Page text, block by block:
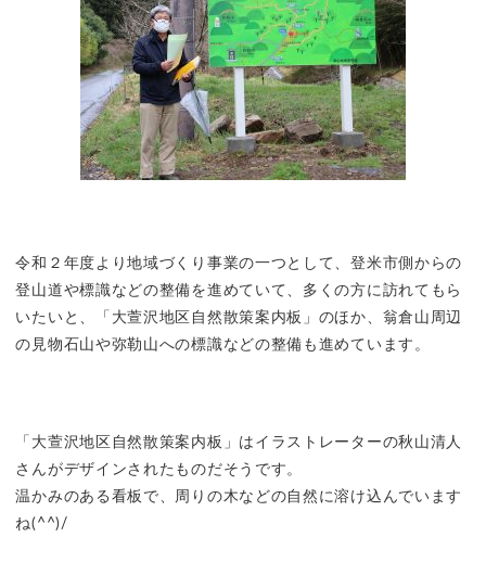
令和２年度より地域づくり事業の一つとして、登米市側からの
登山道や標識などの整備を進めていて、多くの方に訪れてもら
いたいと、「大萱沢地区自然散策案内板」のほか、翁倉山周辺
の見物石山や弥勒山への標識などの整備も進めています。
「大萱沢地区自然散策案内板」はイラストレーターの秋山清人
さんがデザインされたものだそうです。
温かみのある看板で、周りの木などの自然に溶け込んでいます
ね(^^)/